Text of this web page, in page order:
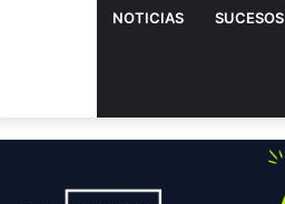
NOTICIAS SUCESOS